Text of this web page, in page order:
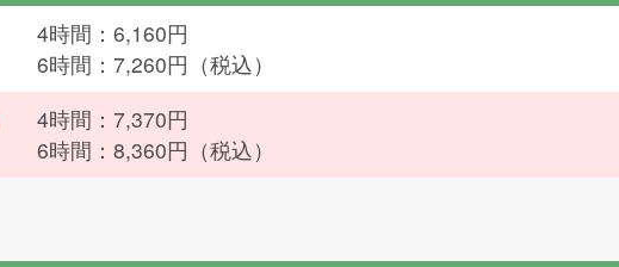
4時間：6,160円
6時間：7,260円（税込）
4時間：7,370円
6時間：8,360円（税込）